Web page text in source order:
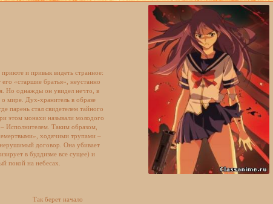
и привык видеть странное:
«старшие братья», неустанно
Но однажды он увидел нечто, в
о мире. Дух-хранитель в образе
парень стал свидетелем тайного
этом монахи называли молодого
Исполнителем. Таким образом,
ходячими трупами –
договор. Она убивает
в буддизме все сущее) и
покой на небесах.
Так берет начало